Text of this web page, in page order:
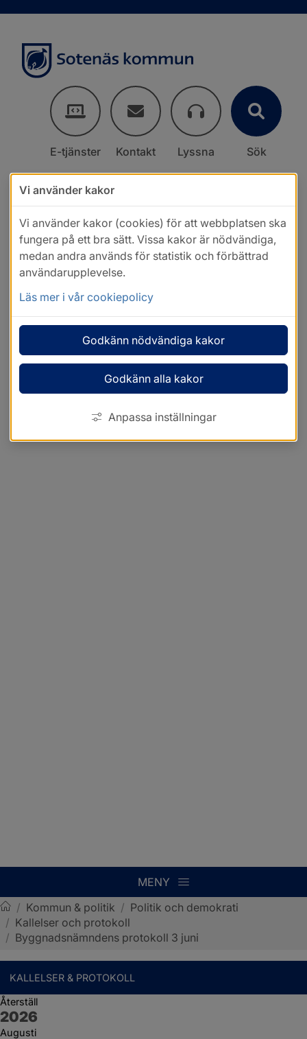
E-tjänster Kontakt Lyssna Sök
MENY
Sotenäs kommun
/ Kommun & politik / Politik och demokrati
/ Kallelser och protokoll
/ Byggnadsnämndens protokoll 3 juni
KALLELSER & PROTOKOLL
Återställ
År:
2026
Augusti
Vi använder kakor
Vi använder kakor (cookies) för att webbplatsen ska
fungera på ett bra sätt. Vissa kakor är nödvändiga,
medan andra används för statistik och förbättrad
användarupplevelse.
Läs mer i vår cookiepolicy
Godkänn nödvändiga kakor
Godkänn alla kakor
Anpassa inställningar